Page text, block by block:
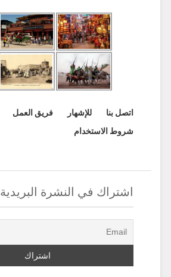
اتصل بنا للإشهار
فريق العمل
شروط الاستخدام
اشتراك في النشرة البريدية